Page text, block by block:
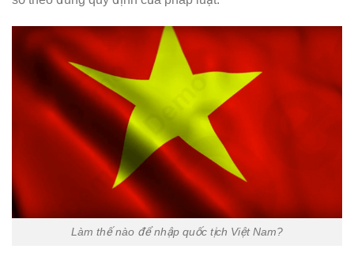
Làm thế nào để nhập quốc tịch Việt Nam?